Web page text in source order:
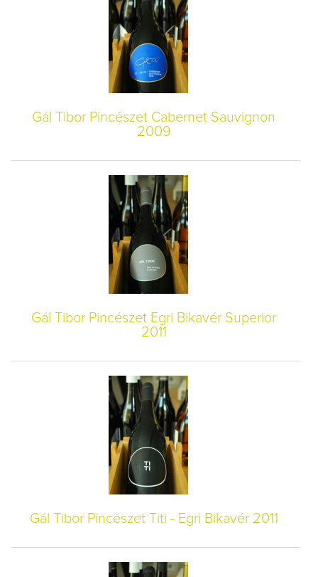
Gál Tibor Pincészet Cabernet Sauvignon
2009
Gál Tibor Pincészet Egri Bikavér Superior
2011
Gál Tibor Pincészet Titi - Egri Bikavér 2011